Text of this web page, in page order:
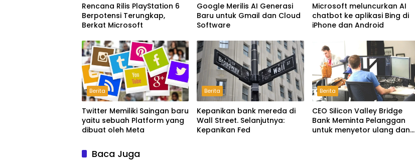
Rencana Rilis PlayStation 6
Berpotensi Terungkap,
Berkat Microsoft
Google Merilis AI Generasi
Baru untuk Gmail dan Cloud
Software
Microsoft meluncurkan AI
chatbot ke aplikasi Bing di
iPhone dan Android
Berita
Twitter Memiliki Saingan baru
yaitu sebuah Platform yang
dibuat oleh Meta
Berita
Kepanikan bank mereda di
Wall Street. Selanjutnya:
Kepanikan Fed
Berita
CEO Silicon Valley Bridge
Bank Meminta Pelanggan
untuk menyetor ulang dana
Baca Juga